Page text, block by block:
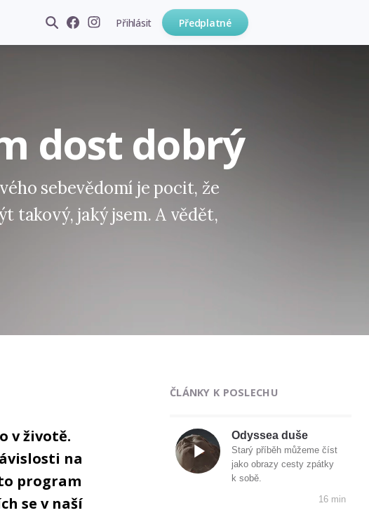
Přihlásit Předplatné
dost dobrý
sebevědomí je pocit, že
takový, jaký jsem. A vědět,
v životě.
na
program
se v naší
ČLÁNKY K POSLECHU
Odyssea duše
Starý příběh můžeme číst
jako obrazy cesty zpátky
k sobě.
16 min